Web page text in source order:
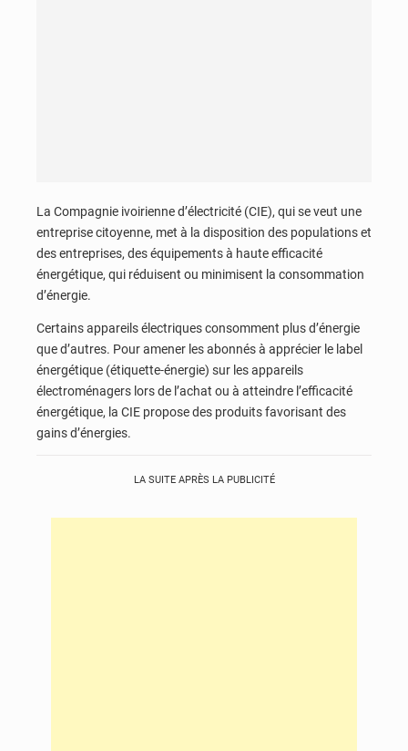
La Compagnie ivoirienne d’électricité (CIE), qui se veut une
entreprise citoyenne, met à la disposition des populations et
des entreprises, des équipements à haute efficacité
énergétique, qui réduisent ou minimisent la consommation
d’énergie.
Certains appareils électriques consomment plus d’énergie
que d’autres. Pour amener les abonnés à apprécier le label
énergétique (étiquette-énergie) sur les appareils
électroménagers lors de l’achat ou à atteindre l’efficacité
énergétique, la CIE propose des produits favorisant des
gains d’énergies.
LA SUITE APRÈS LA PUBLICITÉ